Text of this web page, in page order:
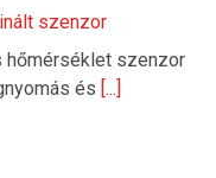
szenzor
hőmérséklet szenzor
és [...]